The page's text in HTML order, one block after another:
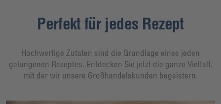
Perfekt für jedes Rezept
Hochwertige Zutaten sind die Grundlage eines jeden
gelungenen Rezeptes. Entdecken Sie jetzt die ganze Vielfalt,
mit der wir unsere Großhandelskunden begeistern.